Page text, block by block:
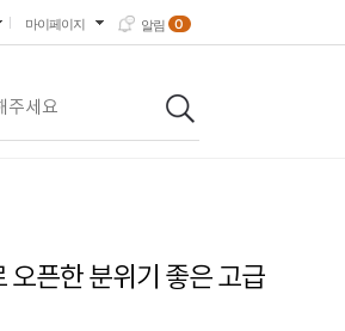
마이페이지 알림 0
오픈한 분위기 좋은 고급